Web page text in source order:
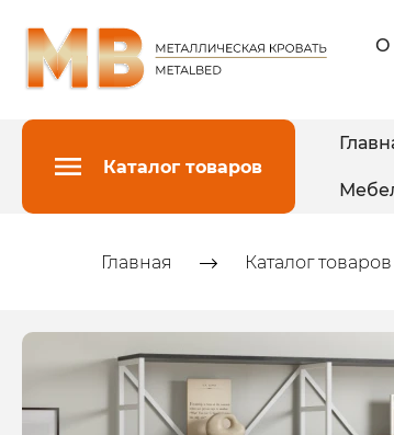
О
Каталог товаров
Главная Каталог товаров